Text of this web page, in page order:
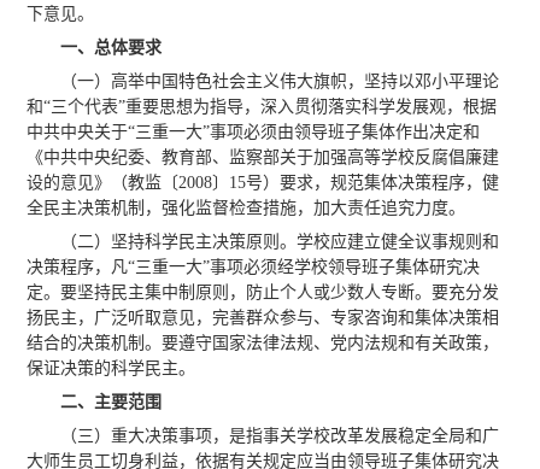
下意见。
一、总体要求
（一）高举中国特色社会主义伟大旗帜，坚持以邓小平理论
和“三个代表”重要思想为指导，深入贯彻落实科学发展观，根据
中共中央关于“三重一大”事项必须由领导班子集体作出决定和
《中共中央纪委、教育部、监察部关于加强高等学校反腐倡廉建
设的意见》（教监〔2008〕15号）要求，规范集体决策程序，健
全民主决策机制，强化监督检查措施，加大责任追究力度。
（二）坚持科学民主决策原则。学校应建立健全议事规则和
决策程序，凡“三重一大”事项必须经学校领导班子集体研究决
定。要坚持民主集中制原则，防止个人或少数人专断。要充分发
扬民主，广泛听取意见，完善群众参与、专家咨询和集体决策相
结合的决策机制。要遵守国家法律法规、党内法规和有关政策，
保证决策的科学民主。
二、主要范围
（三）重大决策事项，是指事关学校改革发展稳定全局和广
大师生员工切身利益，依据有关规定应当由领导班子集体研究决